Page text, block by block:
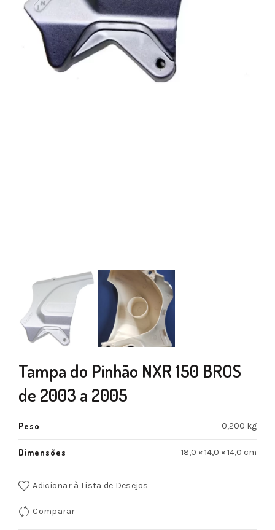
Tampa do Pinhão NXR 150 BROS
de 2003 a 2005
Peso 0,200 kg
Dimensões 18,0 × 14,0 × 14,0 cm
Adicionar à Lista de Desejos
Comparar